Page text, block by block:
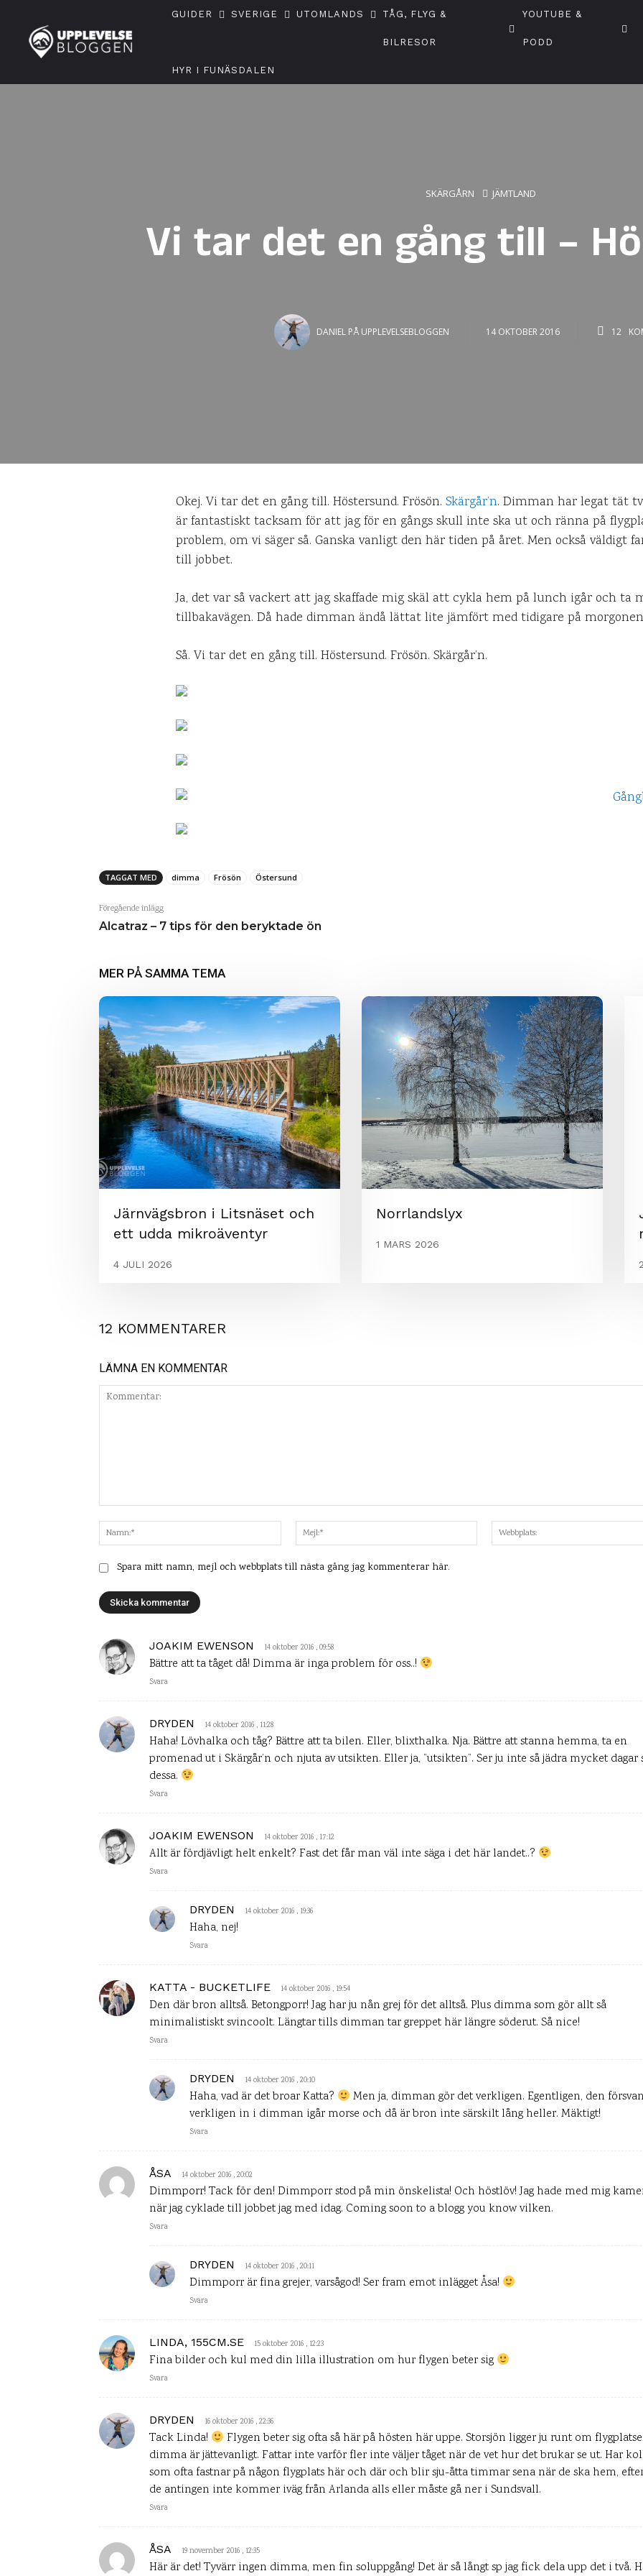
GUIDER SVERIGE UTOMLANDS TÅG, FLYG &
BILRESOR
YOUTUBE &
PODD
HYR I FUNÄSDALEN
SKÄRGÅRN JÄMTLAND
Vi tar det en gång till –
DANIEL PÅ UPPLEVELSEBLOGGEN 14 OKTOBER 2016 12
Okej. Vi tar det en gång till. Höstersund. Frösön. Skärgår’n. Dimman har legat tät
är fantastiskt tacksam för att jag för en gångs skull inte ska ut och ränna på
problem, om vi säger så. Ganska vanligt den här tiden på året. Men också väldigt
till jobbet.
Ja, det var så vackert att jag skaffade mig skäl att cykla hem på lunch igår och ta
tillbakavägen. Då hade dimman ändå lättat lite jämfört med tidigare på
Så. Vi tar det en gång till. Höstersund. Frösön. Skärgår’n.
TAGGAT MED dimma Frösön Östersund
Föregående inlägg
Alcatraz – 7 tips för den beryktade ön
MER PÅ SAMMA TEMA
Järnvägsbron i Litsnäset och
ett udda mikroäventyr
4 JULI 2026
Norrlandslyx
1 MARS 2026
12 KOMMENTARER
JOAKIM EWENSON 14 oktober 2016 , 09:58
Bättre att ta tåget då! Dimma är inga problem för oss..!
Svara
DRYDEN 14 oktober 2016 , 11:28
Haha! Lövhalka och tåg? Bättre att ta bilen. Eller, blixthalka. Nja. Bättre att stanna hemma, ta en
promenad ut i Skärgår’n och njuta av utsikten. Eller ja, ”utsikten”. Ser ju inte så jädra mycket dagar
dessa.
Svara
JOAKIM EWENSON 14 oktober 2016 , 17:12
Allt är fördjävligt helt enkelt? Fast det får man väl inte säga i det här landet..?
Svara
DRYDEN 14 oktober 2016 , 19:36
Haha, nej!
Svara
KATTA - BUCKETLIFE 14 oktober 2016 , 19:54
Den där bron alltså. Betongporr! Jag har ju nån grej för det alltså. Plus dimma som gör allt så
minimalistiskt svincoolt. Längtar tills dimman tar greppet här längre söderut. Så nice!
Svara
DRYDEN 14 oktober 2016 , 20:10
Haha, vad är det broar Katta?
Men ja, dimman gör det verkligen. Egentligen, den
verkligen in i dimman igår morse och då är bron inte särskilt lång heller. Mäktigt!
Svara
ÅSA 14 oktober 2016 , 20:02
Dimmporr! Tack för den! Dimmporr stod på min önskelista! Och höstlöv! Jag hade med mig
när jag cyklade till jobbet jag med idag. Coming soon to a blogg you know vilken.
Svara
DRYDEN 14 oktober 2016 , 20:11
Dimmporr är fina grejer, varsågod! Ser fram emot inlägget Åsa!
Svara
LINDA, 155CM.SE 15 oktober 2016 , 12:23
Fina bilder och kul med din lilla illustration om hur flygen beter sig
Svara
DRYDEN 16 oktober 2016 , 22:36
Tack Linda!
Flygen beter sig ofta så här på hösten här uppe. Storsjön ligger ju runt om
dimma är jättevanligt. Fattar inte varför fler inte väljer tåget när de vet hur det brukar se ut. Har
som ofta fastnar på någon flygplats här och där och blir sju-åtta timmar sena när de ska hem,
de antingen inte kommer iväg från Arlanda alls eller måste gå ner i Sundsvall.
Svara
ÅSA 19 november 2016 , 12:35
Här är det! Tyvärr ingen dimma, men fin soluppgång! Det är så långt sp jag fick dela upp det i två.
LÄMNA EN KOMMENTAR
Namn:*
Mejl:*
Spara mitt namn, mejl och webbplats till nästa gång jag kommenterar här.